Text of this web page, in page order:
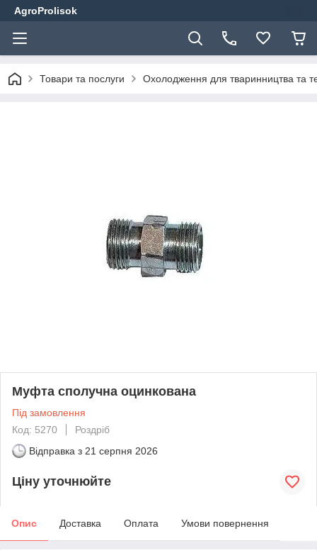
AgroProlisok
Товари та послуги Охолодження для тваринництва та
Муфта сполучна оцинкована
Під замовлення
Код: 5270
Роздріб
Відправка з 21 серпня 2026
Ціну уточнюйте
Опис Доставка Оплата Умови повернення